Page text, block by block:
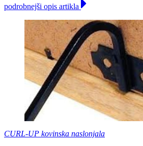
podrobnejši opis artikla
CURL-UP kovinska naslonjala